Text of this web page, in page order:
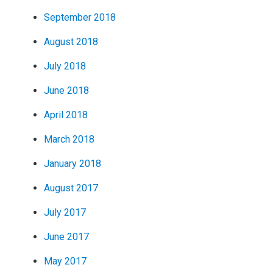
September 2018
August 2018
July 2018
June 2018
April 2018
March 2018
January 2018
August 2017
July 2017
June 2017
May 2017